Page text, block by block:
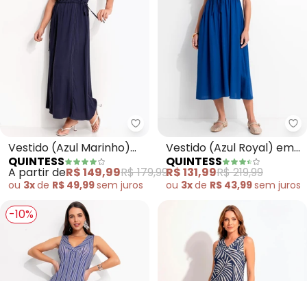
Quintess - Vestido (Azul
Vestido (Azul Marinho)
em Viscose Plano
QUINTESS
A partir deR$ 149,99R$ 179,99
ou 3xde R$ 49,99sem juros
Vestido (Azul Royal) em
Linho
QUINTESS
R$ 131,99R$ 219,99
ou 3xde R$ 43,99sem juros
-10%